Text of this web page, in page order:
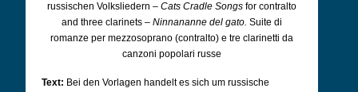
russischen Volksliedern – Cats Cradle Songs for contralto
and three clarinets – Ninnananne del gato. Suite di
romanze per mezzosoprano (contralto) e tre clarinetti da
canzoni popolari russe
Text: Bei den Vorlagen handelt es sich um russische